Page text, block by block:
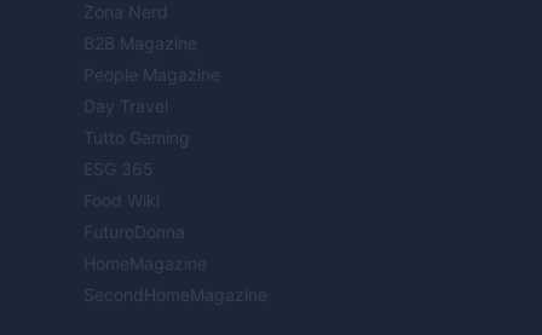
Zona Nerd
B2B Magazine
People Magazine
Day Travel
Tutto Gaming
ESG 365
Food Wiki
FuturoDonna
HomeMagazine
SecondHomeMagazine